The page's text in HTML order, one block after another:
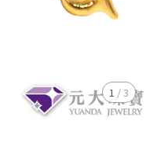
1 /3